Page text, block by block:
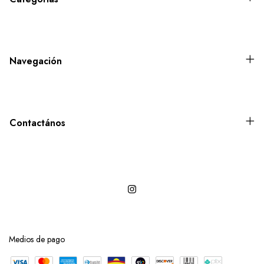
Navegación
Contactános
Medios de pago